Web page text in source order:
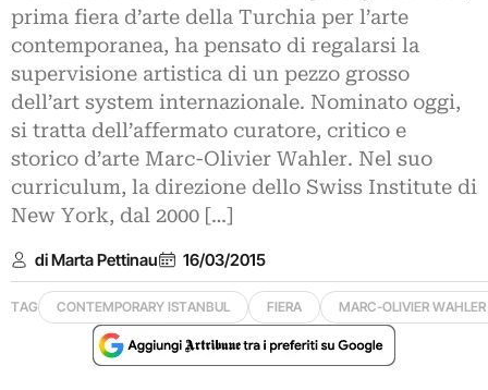
prima fiera d’arte della Turchia per l’arte
contemporanea, ha pensato di regalarsi la
supervisione artistica di un pezzo grosso
dell’art system internazionale. Nominato oggi,
si tratta dell’affermato curatore, critico e
storico d’arte Marc-Olivier Wahler. Nel suo
curriculum, la direzione dello Swiss Institute di
New York, dal 2000 […]
di Marta Pettinau 16/03/2015
TAG CONTEMPORARY ISTANBUL FIERA MARC-OLIVIER WAHLER